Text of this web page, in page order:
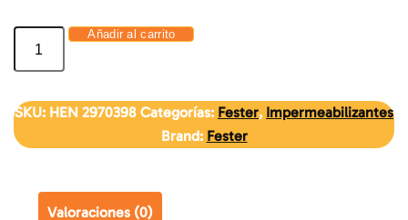
Añadir al carrito
SKU: HEN 2970398 Categorías: Fester, Impermeabilizantes
Brand: Fester
Valoraciones (0)